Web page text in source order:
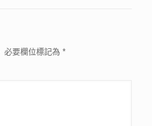
必要欄位標記為 *